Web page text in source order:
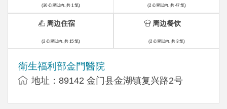
(30 公里以内, 共 1 笔)
衛生福利部金門醫院
地址：89142 金门县金湖镇复兴路2号
(2 公里以内, 共 47 笔)
周边住宿
(2 公里以内, 共 15 笔)
周边餐饮
(2 公里以内, 共 3 笔)